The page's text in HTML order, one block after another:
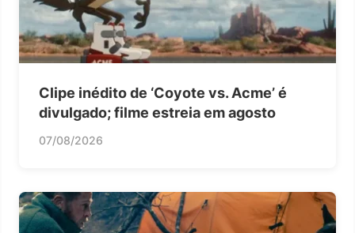
Clipe inédito de ‘Coyote vs. Acme’ é
divulgado; filme estreia em agosto
07/08/2026